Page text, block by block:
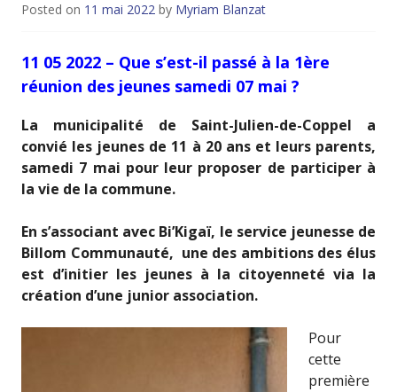
Posted on 11 mai 2022 by Myriam Blanzat
11 05 2022 – Que s’est-il passé à la 1ère
réunion des jeunes samedi 07 mai ?
La municipalité de Saint-Julien-de-Coppel a
convié les jeunes de 11 à 20 ans et leurs parents,
samedi 7 mai pour leur proposer de participer à
la vie de la commune.
En s’associant avec Bi’Kigaï, le service jeunesse de
Billom Communauté, une des ambitions des élus
est d’initier les jeunes à la citoyenneté via la
création d’une junior association.
Pour
cette
première